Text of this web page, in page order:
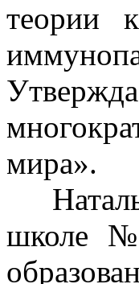
теории
мира».
школе №